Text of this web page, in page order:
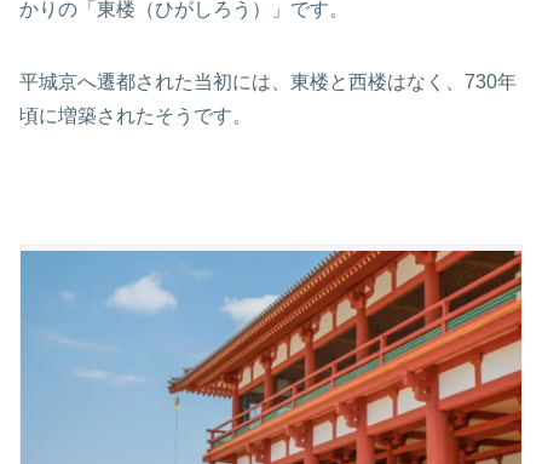
かりの「東楼（ひがしろう）」です。
平城京へ遷都された当初には、東楼と西楼はなく、730年
頃に増築されたそうです。